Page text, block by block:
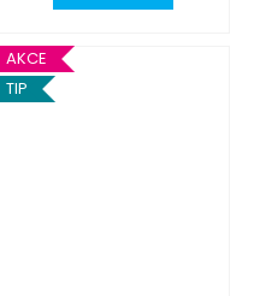
AKCE
TIP